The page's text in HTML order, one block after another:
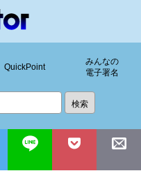
QuickPoint
みんなの
電子署名